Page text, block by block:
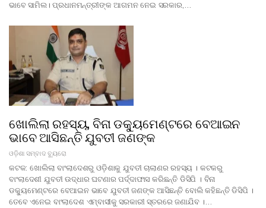
ଭାବେ ସାମିଲ। ପ୍ରଧାନମନ୍ତ୍ରୀଙ୍କ ଆଗମନ ନେଇ ସରକାର,…
ଖୋଲିଲା ରହସ୍ୟ, ବିନା ଡକ୍ୟୁମେଣ୍ଟରେ ବେଆଇନ
ଭାବେ ଆସିଛନ୍ତି ଯୁବତୀ ଜଣଙ୍କ
ଓଡ଼ିଶା ସମ୍ବାଦ ବ୍ୟୁରୋ
କଟକ: ଖୋଲିଲା ବାଂଲାଦେଶରୁ ଓଡ଼ିଶାକୁ ଯୁବତୀ ଚାଲାଣର ରହସ୍ୟ । କଟକରୁ
ବାଂଲାଦେଶୀ ଯୁବତୀ ଉଦ୍ଧାର ଘଟଣାର ପର୍ଦ୍ଦାଫାସ କରିଛନ୍ତି ଡିସିପି । ବିନା
ଡକ୍ୟୁମେଣ୍ଟରେ ବେଆଇନ ଭାବେ ଯୁବତୀ ଜଣଙ୍କ ଆସିଛନ୍ତି ବୋଲି କହିଛନ୍ତି ଡିସିପି ।
ତେବେ ଏନେଇ ବାଂଲାଦେଶ ଏମ୍ବାସୀକୁ ସରକାରୀ ସ୍ତରରେ ଜଣାଯିବ ।…